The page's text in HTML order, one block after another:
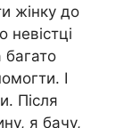
жінку до
І
Після
я бачу,